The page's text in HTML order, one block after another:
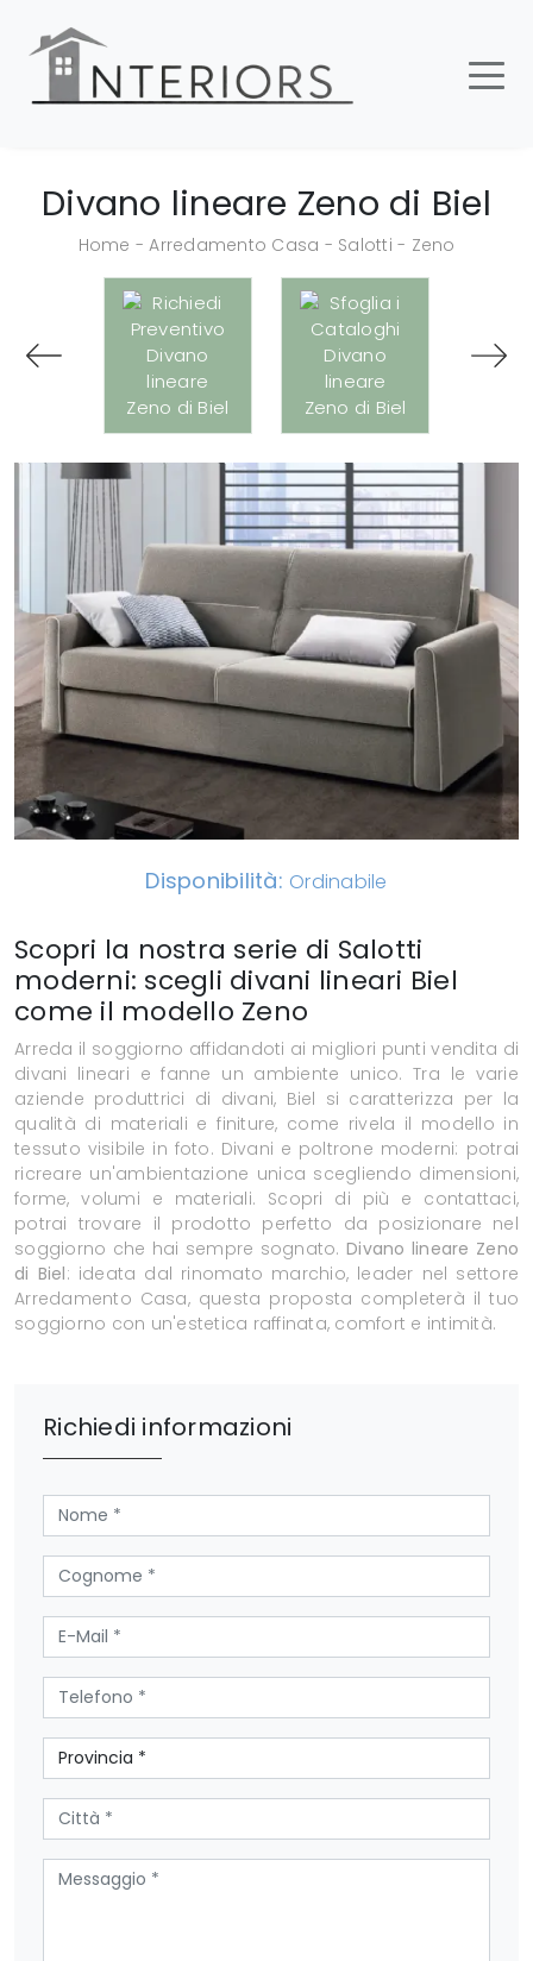
Divano lineare Zeno di Biel
Home -Arredamento Casa - Salotti - Zeno
Disponibilità: Ordinabile
Scopri la nostra serie di Salotti
moderni: scegli divani lineari Biel
come il modello Zeno
Arreda il soggiorno affidandoti ai migliori punti vendita di
divani lineari e fanne un ambiente unico. Tra le varie
aziende produttrici di divani, Biel si caratterizza per la
qualità di materiali e finiture, come rivela il modello in
tessuto visibile in foto. Divani e poltrone moderni: potrai
ricreare un'ambientazione unica scegliendo dimensioni,
forme, volumi e materiali. Scopri di più e contattaci,
potrai trovare il prodotto perfetto da posizionare nel
soggiorno che hai sempre sognato.Divano lineare Zeno
di Biel: ideata dal rinomato marchio, leader nel settore
Arredamento Casa, questa proposta completerà il tuo
soggiorno con un'estetica raffinata, comfort e intimità.
Richiedi informazioni